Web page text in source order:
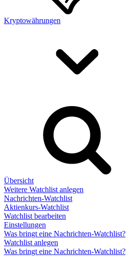
Kryptowährungen
Übersicht
Weitere Watchlist anlegen
Nachrichten-Watchlist
Aktienkurs-Watchlist
Watchlist bearbeiten
Einstellungen
Was bringt eine Nachrichten-Watchlist?
Watchlist anlegen
Was bringt eine Nachrichten-Watchlist?